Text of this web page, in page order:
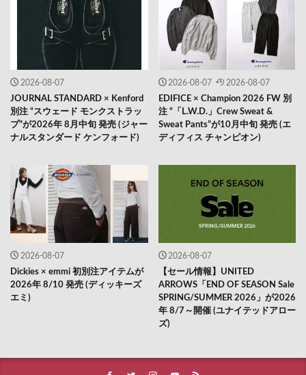
2026-08-07
JOURNAL STANDARD × Kenford
別注 “スウェード モンクストラッ
プ”が2026年 8月中旬 発売 (ジャー
ナルスタンダード ケンフォード)
2026-08-07 2026-08-07
EDIFICE × Champion 2026 FW 別
注 “「L.W.D.」Crew Sweat &
Sweat Pants”が10月中旬 発売 (エ
ディフィス チャンピオン)
2026-08-07
Dickies × emmi 初別注アイテムが
2026年 8/10 発売 (ディッキーズ
エミ)
2026-08-07
【セール情報】UNITED
ARROWS「END OF SEASON Sale
SPRING/SUMMER 2026」が2026
年 8/7～開催 (ユナイテッドアロー
ズ)